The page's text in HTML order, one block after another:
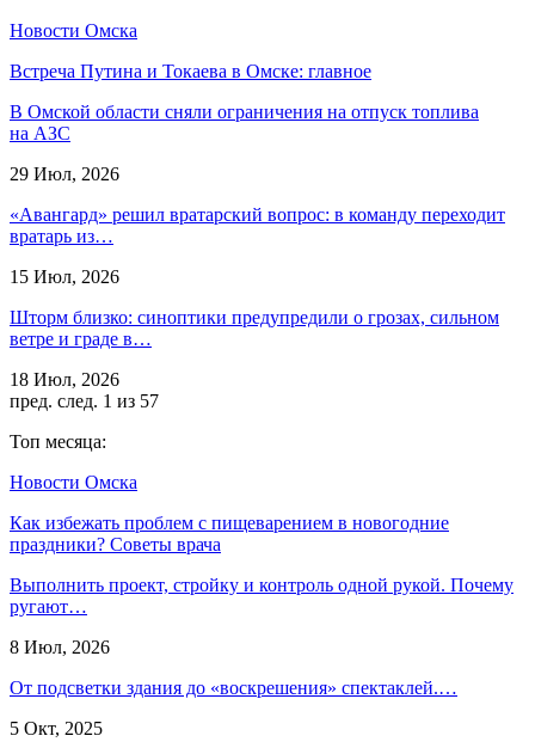
Новости Омска
Встреча Путина и Токаева в Омске: главное
В Омской области сняли ограничения на отпуск топлива
на АЗС
29 Июл, 2026
«Авангард» решил вратарский вопрос: в команду переходит
вратарь из…
15 Июл, 2026
Шторм близко: синоптики предупредили о грозах, сильном
ветре и граде в…
18 Июл, 2026
пред. след. 1 из 57
Топ месяца:
Новости Омска
Как избежать проблем с пищеварением в новогодние
праздники? Советы врача
Выполнить проект, стройку и контроль одной рукой. Почему
ругают…
8 Июл, 2026
От подсветки здания до «воскрешения» спектаклей.…
5 Окт, 2025